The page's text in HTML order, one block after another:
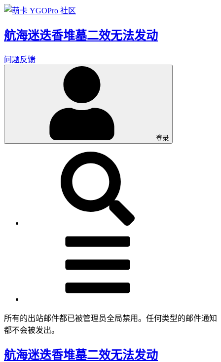
航海迷迭香堆墓二效无法发动
问题反馈
登录
所有的出站邮件都已被管理员全局禁用。任何类型的邮件通知
都不会被发出。
航海迷迭香堆墓二效无法发动